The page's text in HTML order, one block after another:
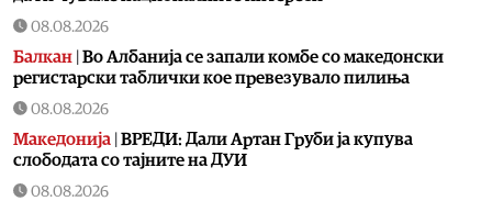
08.08.2026
Балкан | Во Албанија се запали комбе со македонски
регистарски таблички кое превезувало пилиња
08.08.2026
Македонија | ВРЕДИ: Дали Артан Груби ја купува
слободата со тајните на ДУИ
08.08.2026